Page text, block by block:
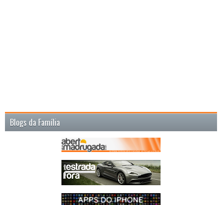
Blogs da Família